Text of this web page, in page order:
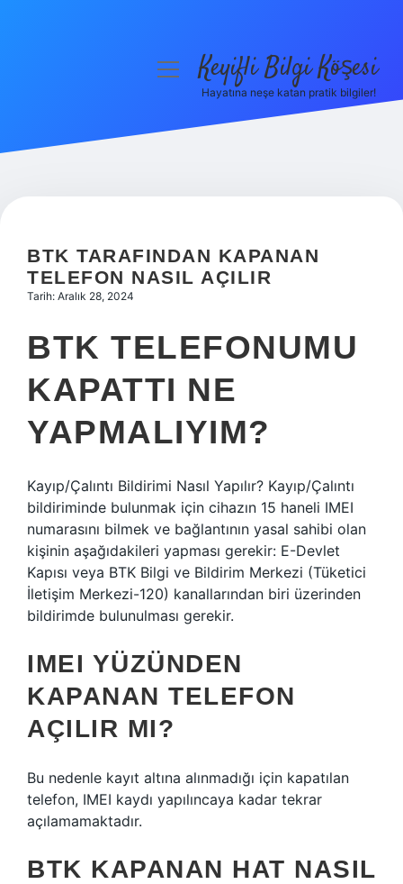
Hakkımızda
menüyüKeyifli Bilgi Köşesi
Hayatına neşe katan pratik bilgiler!
BTK TARAFINDAN KAPANAN
TELEFON NASIL AÇILIR
Tarih: Aralık 28, 2024
BTK TELEFONUMU
KAPATTI NE
YAPMALIYIM?
Kayıp/Çalıntı Bildirimi Nasıl Yapılır? Kayıp/Çalıntı
bildiriminde bulunmak için cihazın 15 haneli IMEI
numarasını bilmek ve bağlantının yasal sahibi olan
kişinin aşağıdakileri yapması gerekir: E-Devlet
Kapısı veya BTK Bilgi ve Bildirim Merkezi (Tüketici
İletişim Merkezi-120) kanallarından biri üzerinden
bildirimde bulunulması gerekir.
IMEI YÜZÜNDEN
KAPANAN TELEFON
AÇILIR MI?
Bu nedenle kayıt altına alınmadığı için kapatılan
telefon, IMEI kaydı yapılıncaya kadar tekrar
açılamamaktadır.
BTK KAPANAN HAT NASIL